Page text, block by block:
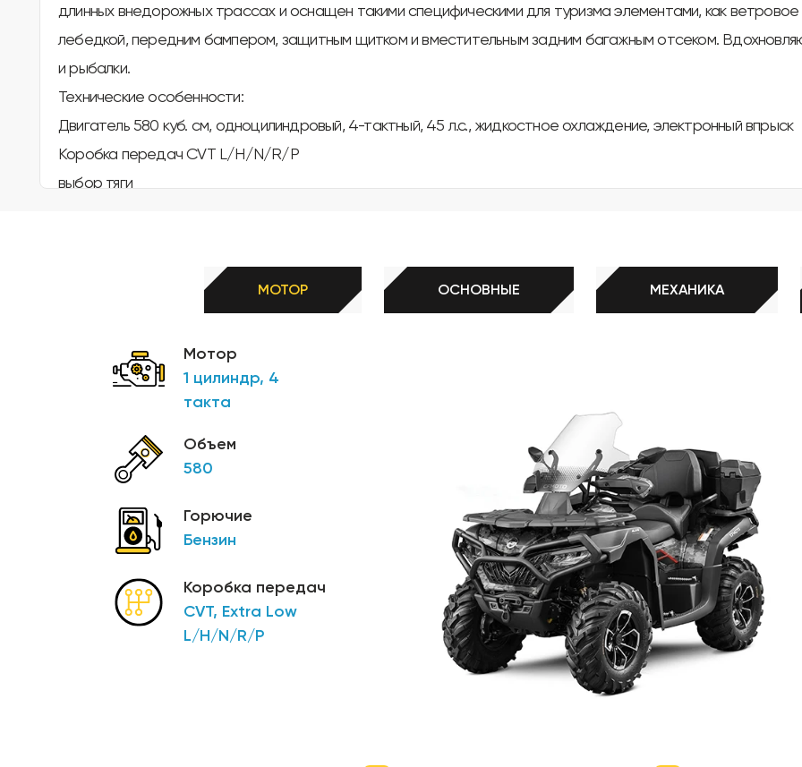
длинных внедорожных трассах и оснащен такими специфическими для туризма элементами, как
лебедкой, передним бампером, защитным щитком и вместительным задним багажным отсеком.
и рыбалки.
Технические особенности:
Двигатель 580 куб. см, одноцилиндровый, 4-тактный, 45 л.с., жидкостное охлаждение, электронный впрыск
Коробка передач CVT L/H/N/R/P
выбор тяги
аккумулятор 12 В 30 Ач
грузоподъемность 645 кг
МОТОР ОСНОВНЫЕ МЕХАНИКА
Мотор
1 цилиндр, 4
такта
Объем
580
Горючие
Бензин
Коробка передач
CVT, Extra Low
L/H/N/R/P